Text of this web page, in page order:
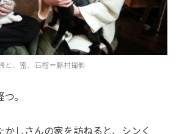
と、蜜、石榴＝藤村撮影
。
しさんの家を訪ねると、シンく